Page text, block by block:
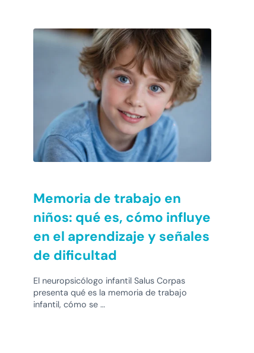
Memoria de trabajo en
niños: qué es, cómo influye
en el aprendizaje y señales
de dificultad
El neuropsicólogo infantil Salus Corpas
presenta qué es la memoria de trabajo
infantil, cómo se …